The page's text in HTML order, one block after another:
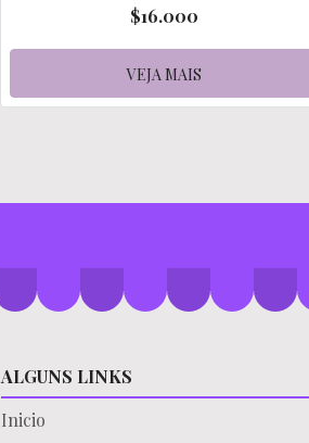
$16.000
VEJA MAIS
ALGUNS LINKS
Inicio